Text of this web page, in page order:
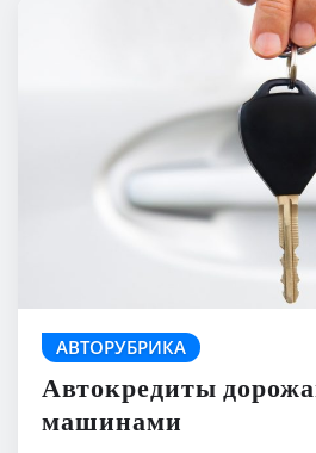
АВТОРУБРИКА
Автокредиты
машинами